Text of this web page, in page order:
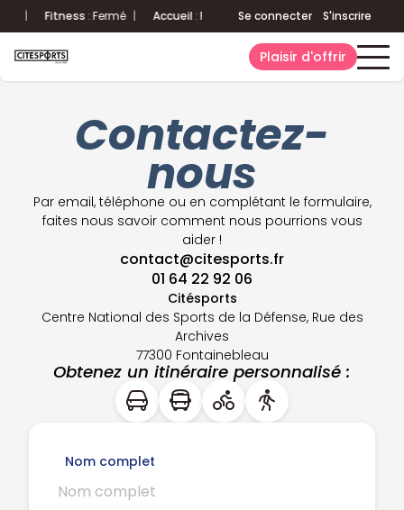
Fitness:Fermé | Accueil:Fermé Aquatique:Fermé | Fitness
Se connecter S'inscrire
Plaisir d'offrir
Contactez-
nous
Par email, téléphone ou en complétant le formulaire,
faites nous savoir comment nous pourrions vous
aider !
contact@citesports.fr
01 64 22 92 06
Citésports
Centre National des Sports de la Défense, Rue des
Archives
77300 Fontainebleau
Obtenez un itinéraire personnalisé :
Nom complet